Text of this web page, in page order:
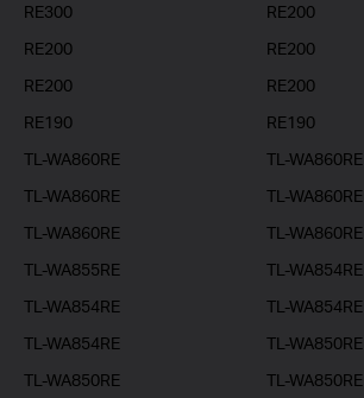
RE300
RE200
RE200
RE200
RE200
RE200
RE190
RE190
TL-WA860RE
TL-WA860RE
TL-WA860RE
TL-WA860RE
TL-WA860RE
TL-WA860RE
TL-WA855RE
TL-WA854RE
TL-WA854RE
TL-WA854RE
TL-WA854RE
TL-WA850RE
TL-WA850RE
TL-WA850RE